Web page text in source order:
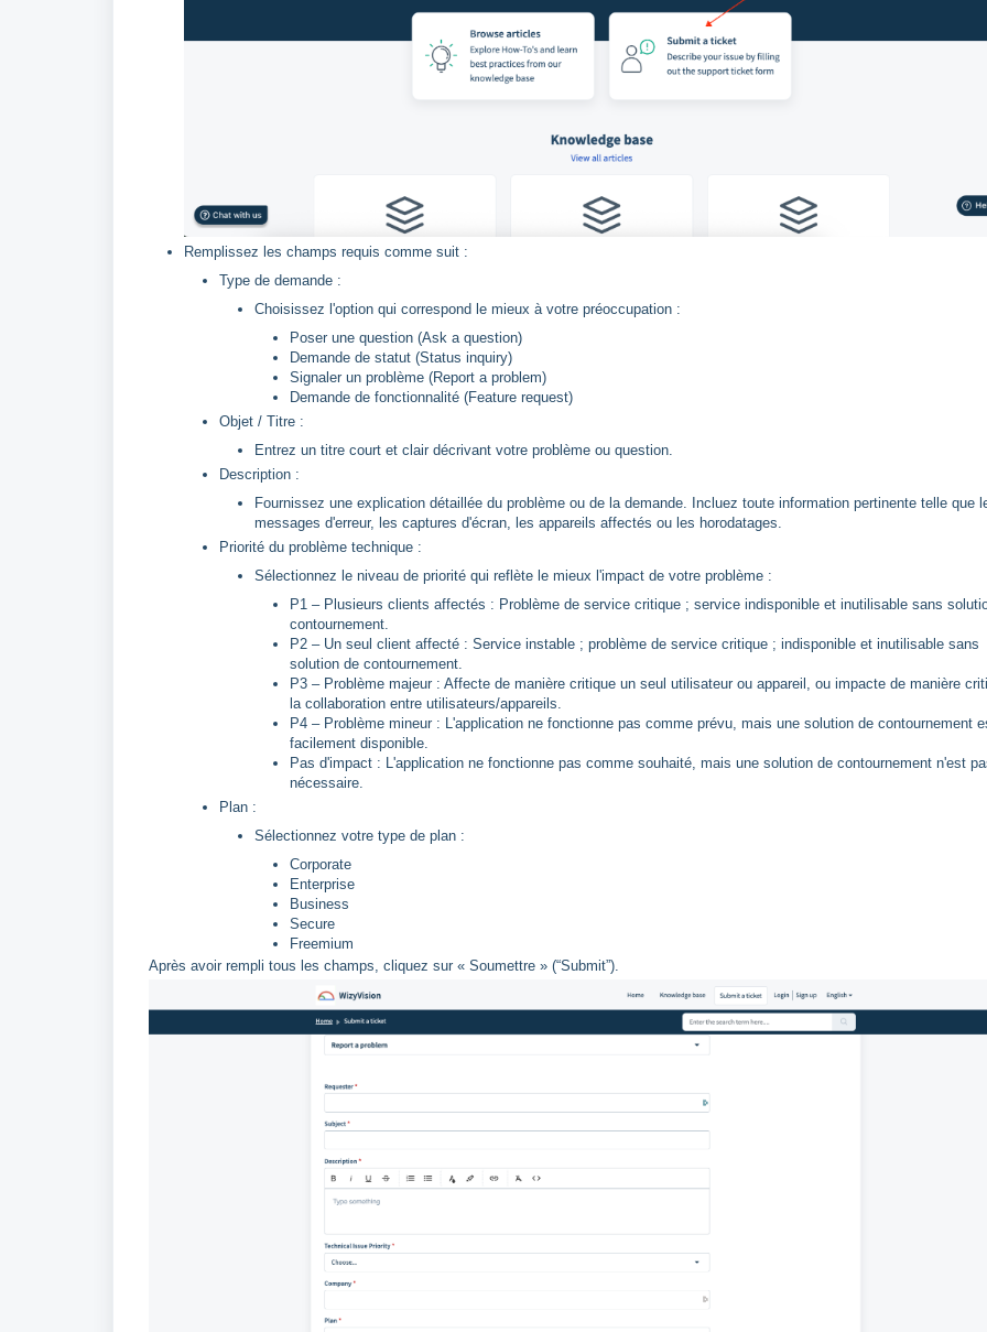
Remplissez les champs requis comme suit :
Type de demande :
Choisissez l'option qui correspond le mieux à votre préoccupation :
Poser une question (Ask a question)
Demande de statut (Status inquiry)
Signaler un problème (Report a problem)
Demande de fonctionnalité (Feature request)
Objet / Titre :
Entrez un titre court et clair décrivant votre problème ou question.
Description :
Fournissez une explication détaillée du problème ou de la demande. Incluez toute information pertinente telle que
messages d'erreur, les captures d'écran, les appareils affectés ou les horodatages.
Priorité du problème technique :
Sélectionnez le niveau de priorité qui reflète le mieux l'impact de votre problème :
P1 – Plusieurs clients affectés : Problème de service critique ; service indisponible et inutilisable sans
contournement.
P2 – Un seul client affecté : Service instable ; problème de service critique ; indisponible et inutilisable sans
solution de contournement.
P3 – Problème majeur : Affecte de manière critique un seul utilisateur ou appareil, ou impacte de manière
la collaboration entre utilisateurs/appareils.
P4 – Problème mineur : L'application ne fonctionne pas comme prévu, mais une solution de contournement
facilement disponible.
Pas d'impact : L'application ne fonctionne pas comme souhaité, mais une solution de contournement n'est
nécessaire.
Plan :
Sélectionnez votre type de plan :
Corporate
Enterprise
Business
Secure
Freemium
Après avoir rempli tous les champs, cliquez sur « Soumettre » (“Submit”).